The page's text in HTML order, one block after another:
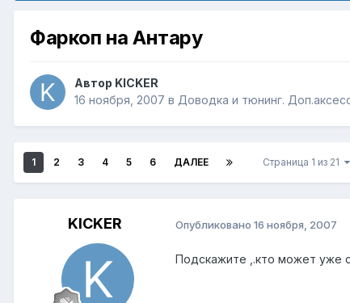
Фаркоп на Антару
Автор KICKER
16 ноября, 2007 в Доводка и тюнинг.
1 2 3 4 5 6 ДАЛЕЕ Страница 1 из 21
KICKER Опубликовано 16 ноября, 2007
Подскажите ,.кто может уже